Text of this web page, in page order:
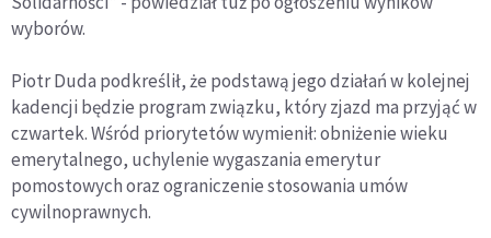
wyborów.
Piotr Duda podkreślił, że podstawą jego działań w kolejnej
kadencji będzie program związku, który zjazd ma przyjąć w
czwartek. Wśród priorytetów wymienił: obniżenie wieku
emerytalnego, uchylenie wygaszania emerytur
pomostowych oraz ograniczenie stosowania umów
cywilnoprawnych.